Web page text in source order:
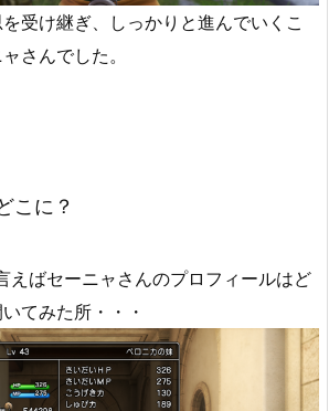
受け継ぎ、しっかりと進んでいくこ
さんでした。
こに？
えばセーニャさんのプロフィールはど
てみた所・・・